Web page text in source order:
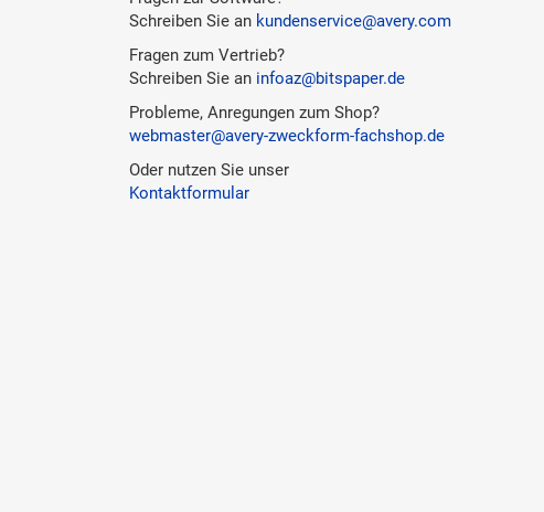
Schreiben Sie an kundenservice@avery.com
Fragen zum Vertrieb?
Schreiben Sie an infoaz@bitspaper.de
Probleme, Anregungen zum Shop?
webmaster@avery-zweckform-fachshop.de
Oder nutzen Sie unser
Kontaktformular